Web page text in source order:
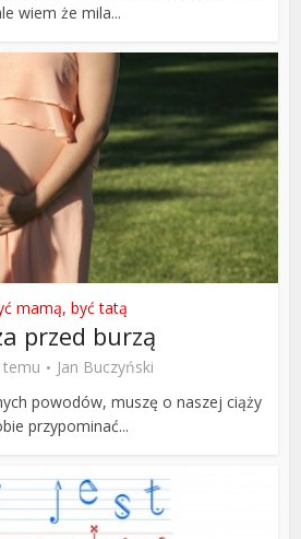
wiem że mila...
mamą, być tatą
przed burzą
temu
Jan Buczyński
powodów, muszę o naszej ciąży
przypominać...